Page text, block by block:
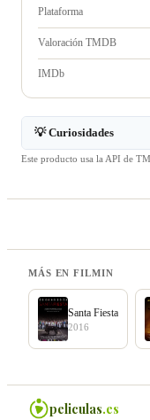
Plataforma
Valoración TMDB
IMDb
💡 Curiosidades
Este producto usa la API de
MÁS EN FILMIN
Santa Fiesta
2016
peliculas.es